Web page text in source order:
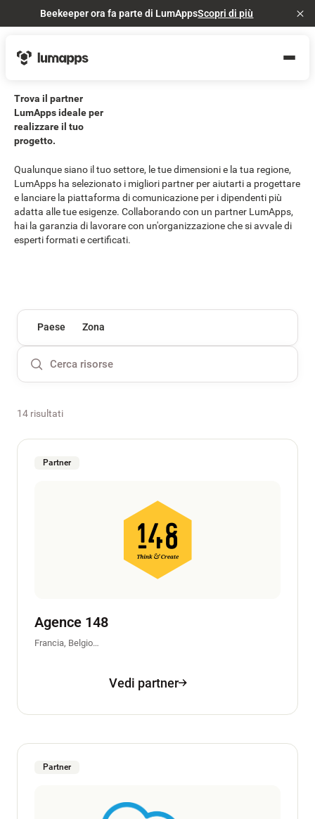
Beekeeper ora fa parte di LumAppsScopri di più
Trova il partner
LumApps ideale per
realizzare il tuo
progetto.
Qualunque siano il tuo settore, le tue dimensioni e la tua regione,
LumApps ha selezionato i migliori partner per aiutarti a progettare
e lanciare la piattaforma di comunicazione per i dipendenti più
adatta alle tue esigenze. Collaborando con un partner LumApps,
hai la garanzia di lavorare con un'organizzazione che si avvale di
esperti formati e certificati.
Paese Zona
14 risultati
Partner
Agence 148
Francia, Belgio…
Vedi partner
Partner